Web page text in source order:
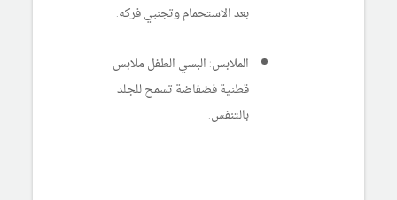
بعد الاستحمام وتجنبي فركه.
الملابس: البسي الطفل ملابس
قطنية فضفاضة تسمح للجلد
بالتنفس.